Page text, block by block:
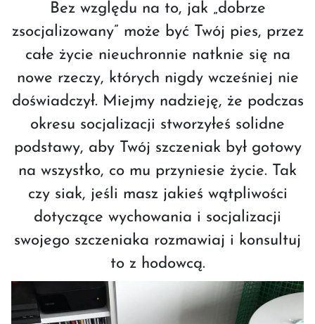
Bez względu na to, jak „dobrze
zsocjalizowany” może być Twój pies, przez
całe życie nieuchronnie natknie się na
nowe rzeczy, których nigdy wcześniej nie
doświadczył. Miejmy nadzieję, że podczas
okresu socjalizacji stworzyłeś solidne
podstawy, aby Twój szczeniak był gotowy
na wszystko, co mu przyniesie życie. Tak
czy siak, jeśli masz jakieś wątpliwości
dotyczące wychowania i socjalizacji
swojego szczeniaka rozmawiaj i konsultuj
to z hodowcą.